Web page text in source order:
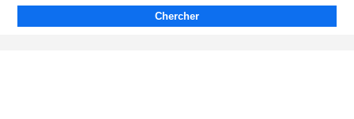
Chercher